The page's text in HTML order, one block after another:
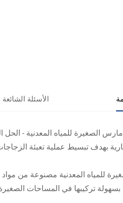
الأسئلة الشائعة
الصغيرة للمياه المعدنية -
بهدف تبسيط عملية تعبئة
للمياه المعدنية مصنوعة من مواد
تركيبها في المساحات